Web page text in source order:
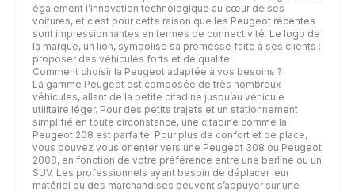
également l’innovation technologique au cœur de ses
voitures, et c’est pour cette raison que les Peugeot récentes
sont impressionnantes en termes de connectivité. Le logo de
la marque, un lion, symbolise sa promesse faite à ses clients :
proposer des véhicules forts et de qualité.
Comment choisir la Peugeot adaptée à vos besoins ?
La gamme Peugeot est composée de très nombreux
véhicules, allant de la petite citadine jusqu’au véhicule
utilitaire léger. Pour des petits trajets et un stationnement
simplifié en toute circonstance, une citadine comme la
Peugeot 208 est parfaite. Pour plus de confort et de place,
vous pouvez vous orienter vers une Peugeot 308 ou Peugeot
2008, en fonction de votre préférence entre une berline ou un
SUV. Les professionnels ayant besoin de déplacer leur
matériel ou des marchandises peuvent s’appuyer sur une